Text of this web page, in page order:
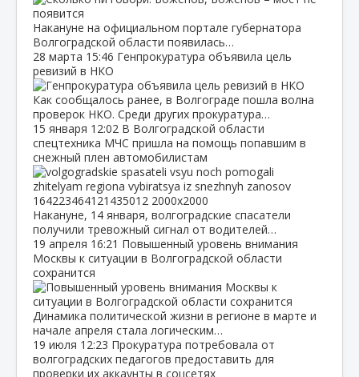
Накануне на официальном портале губернатора
Волгоградской области появилась…
28 марта 15:46 Генпрокуратура объявила цель
ревизий в НКО
Как сообщалось ранее, в Волгограде пошла волна
проверок НКО. Среди других прокуратура…
15 января 12:02 В Волгоградской области
спецтехника МЧС пришла на помощь попавшим в
снежный плен автомобилистам
Накануне, 14 января, волгоградские спасатели
получили тревожный сигнал от водителей…
19 апреля 16:21 Повышенный уровень внимания
Москвы к ситуации в Волгоградской области
сохранится
Динамика политической жизни в регионе в марте и
начале апреля стала логическим…
19 июля 12:23 Прокуратура потребовала от
волгоградских педагогов предоставить для
проверки их аккаунты в соцсетях